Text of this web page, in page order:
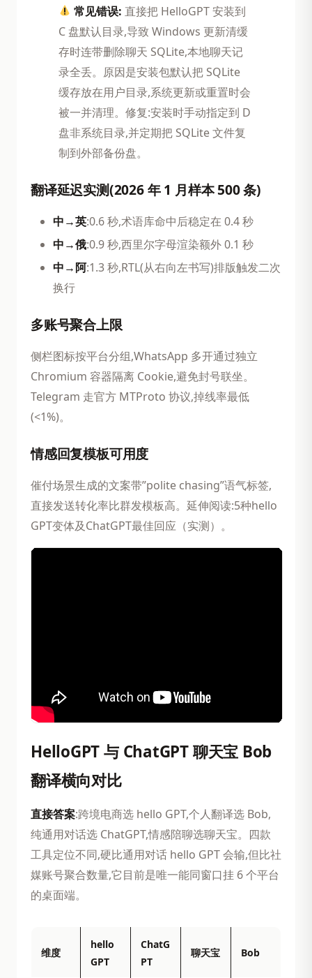
常见错误: 直接把 HelloGPT 安装到
C 盘默认目录,导致 Windows 更新清缓
存时连带删除聊天 SQLite,本地聊天记
录全丢。原因是安装包默认把 SQLite
缓存放在用户目录,系统更新或重置时会
被一并清理。修复:安装时手动指定到 D
盘非系统目录,并定期把 SQLite 文件复
制到外部备份盘。
翻译延迟实测(2026 年 1 月样本 500 条)
中→英:0.6 秒,术语库命中后稳定在 0.4 秒
中→俄:0.9 秒,西里尔字母渲染额外 0.1 秒
中→阿:1.3 秒,RTL(从右向左书写)排版触发二次
换行
多账号聚合上限
侧栏图标按平台分组,WhatsApp 多开通过独立
Chromium 容器隔离 Cookie,避免封号联坐。
Telegram 走官方 MTProto 协议,掉线率最低
(<1%)。
情感回复模板可用度
催付场景生成的文案带”polite chasing”语气标签,
直接发送转化率比群发模板高。延伸阅读:5种hello
GPT变体及ChatGPT最佳回应（实测）。
HelloGPT 与 ChatGPT 聊天宝 Bob
翻译横向对比
直接答案:跨境电商选 hello GPT,个人翻译选 Bob,
纯通用对话选 ChatGPT,情感陪聊选聊天宝。四款
工具定位不同,硬比通用对话 hello GPT 会输,但比社
媒账号聚合数量,它目前是唯一能同窗口挂 6 个平台
的桌面端。
维度
hello
GPT
ChatG
PT
聊天宝 Bob